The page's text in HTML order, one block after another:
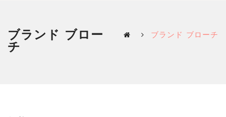
ブランド ブロー
チ
ブランド ブローチ